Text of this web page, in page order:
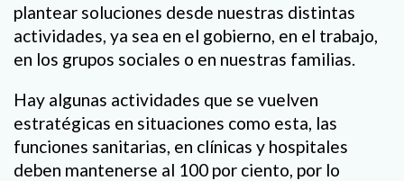
plantear soluciones desde nuestras distintas
actividades, ya sea en el gobierno, en el trabajo,
en los grupos sociales o en nuestras familias.
Hay algunas actividades que se vuelven
estratégicas en situaciones como esta, las
funciones sanitarias, en clínicas y hospitales
deben mantenerse al 100 por ciento, por lo